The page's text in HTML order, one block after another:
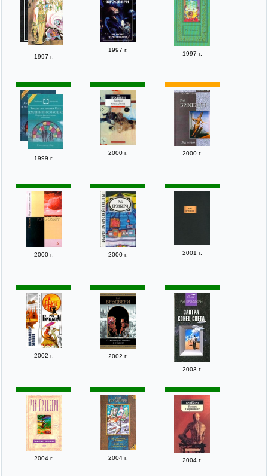
1997 г.
1997 г.
1997 г.
1999 г.
2000 г. 2000 г.
2000 г. 2000 г. 2001 г.
2002 г.
2002 г.
2003 г.
2004 г. 2004 г. 2004 г.